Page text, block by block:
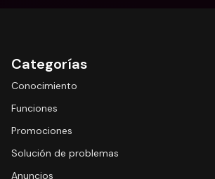
Categorías
Conocimiento
Funciones
Promociones
Solución de problemas
Anuncios